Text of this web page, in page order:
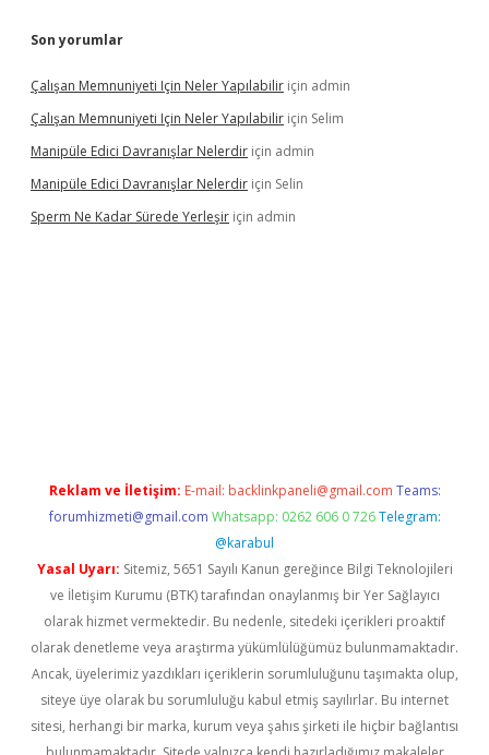
Son yorumlar
Çalışan Memnuniyeti Için Neler Yapılabilir için admin
Çalışan Memnuniyeti Için Neler Yapılabilir için Selim
Manipüle Edici Davranışlar Nelerdir için admin
Manipüle Edici Davranışlar Nelerdir için Selin
Sperm Ne Kadar Sürede Yerleşir için admin
Reklam ve İletişim: E-mail: backlinkpaneli@gmail.com Teams:
forumhizmeti@gmail.com Whatsapp: 0262 606 0 726 Telegram:
@karabul
Yasal Uyarı: Sitemiz, 5651 Sayılı Kanun gereğince Bilgi Teknolojileri
ve İletişim Kurumu (BTK) tarafından onaylanmış bir Yer Sağlayıcı
olarak hizmet vermektedir. Bu nedenle, sitedeki içerikleri proaktif
olarak denetleme veya araştırma yükümlülüğümüz bulunmamaktadır.
Ancak, üyelerimiz yazdıkları içeriklerin sorumluluğunu taşımakta olup,
siteye üye olarak bu sorumluluğu kabul etmiş sayılırlar. Bu internet
sitesi, herhangi bir marka, kurum veya şahıs şirketi ile hiçbir bağlantısı